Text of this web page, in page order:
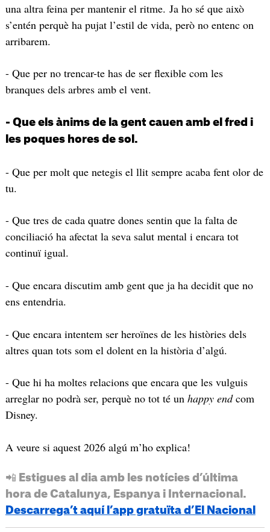
una altra feina per mantenir el ritme. Ja ho sé que això
s’entén perquè ha pujat l’estil de vida, però no entenc on
arribarem.
- Que per no trencar-te has de ser flexible com les
branques dels arbres amb el vent.
- Que els ànims de la gent cauen amb el fred i
les poques hores de sol.
- Que per molt que netegis el llit sempre acaba fent olor de
tu.
- Que tres de cada quatre dones sentin que la falta de
conciliació ha afectat la seva salut mental i encara tot
continuï igual.
- Que encara discutim amb gent que ja ha decidit que no
ens entendria.
- Que encara intentem ser heroïnes de les històries dels
altres quan tots som el dolent en la història d’algú.
- Que hi ha moltes relacions que encara que les vulguis
arreglar no podrà ser, perquè no tot té un happy endcom
Disney.
A veure si aquest 2026 algú m’ho explica!
📲 Estigues al dia amb les notícies d’última
hora de Catalunya, Espanya i Internacional.
Descarrega’t aquí l’app gratuïta d’El Nacional